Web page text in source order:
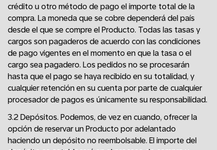
crédito u otro método de pago el importe total de la
compra. La moneda que se cobre dependerá del país
desde el que se compre el Producto. Todas las tasas y
cargos son pagaderos de acuerdo con las condiciones
de pago vigentes en el momento en que la tasa o el
cargo sea pagadero. Los pedidos no se procesarán
hasta que el pago se haya recibido en su totalidad, y
cualquier retención en su cuenta por parte de cualquier
procesador de pagos es únicamente su responsabilidad.
3.2 Depósitos. Podemos, de vez en cuando, ofrecer la
opción de reservar un Producto por adelantado
haciendo un depósito no reembolsable. El importe del